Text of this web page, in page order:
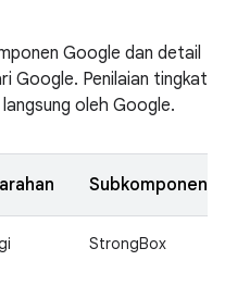
Google dan detail
Google. Penilaian tingkat
oleh Google.
Subkomponen
StrongBox